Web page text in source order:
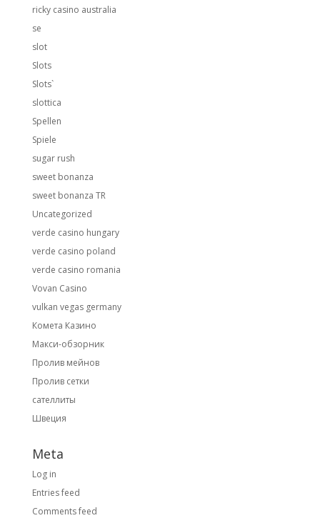
ricky casino australia
se
slot
Slots
Slots`
slottica
Spellen
Spiele
sugar rush
sweet bonanza
sweet bonanza TR
Uncategorized
verde casino hungary
verde casino poland
verde casino romania
Vovan Casino
vulkan vegas germany
Комета Казино
Макси-обзорник
Пролив мейнов
Пролив сетки
сателлиты
Швеция
Meta
Log in
Entries feed
Comments feed